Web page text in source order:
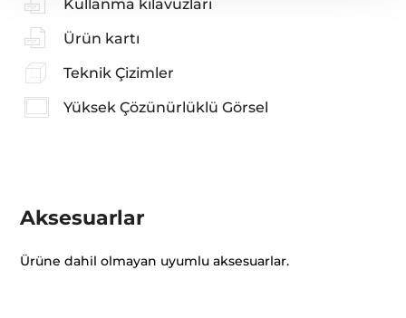
Kullanma kılavuzları
Ürün kartı
Teknik Çizimler
Yüksek Çözünürlüklü Görsel
Aksesuarlar
Ürüne dahil olmayan uyumlu aksesuarlar.